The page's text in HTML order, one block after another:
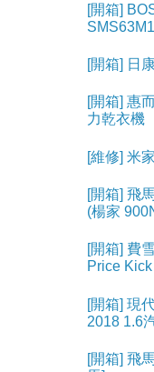
[開箱]
[開箱] 日
[開箱] 惠
力乾衣機
[維修] 米
[開箱] 飛
(楊家
[開箱] 費
Price
[開箱] 現
2018 1.6
[開箱] 飛